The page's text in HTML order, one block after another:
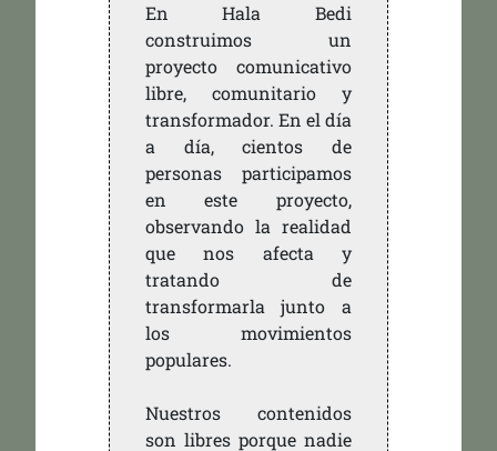
En Hala Bedi
construimos un
proyecto comunicativo
libre, comunitario y
transformador. En el día
a día, cientos de
personas participamos
en este proyecto,
observando la realidad
que nos afecta y
tratando de
transformarla junto a
los movimientos
populares.
Nuestros contenidos
son libres porque nadie